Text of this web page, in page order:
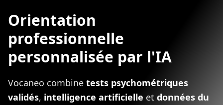
Orientation
professionnelle
personnalisée par l'IA
Vocaneo combine tests psychométriques
validés, intelligence artificielle et données du